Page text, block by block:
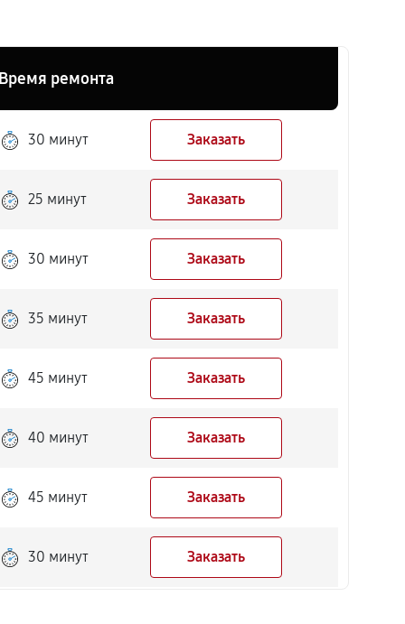
Время ремонта
30 минут Заказать
25 минут Заказать
30 минут Заказать
35 минут Заказать
45 минут Заказать
40 минут Заказать
45 минут Заказать
30 минут Заказать